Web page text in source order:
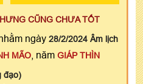
CŨNG CHƯA TỐT
ngày 28/2/2024 Âm lịch
MÃO , năm GIÁP THÌN
đạo)